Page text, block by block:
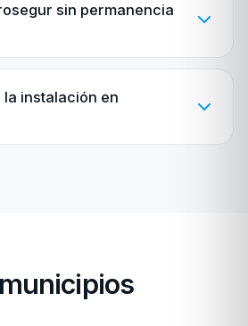
sin permanencia
instalación en